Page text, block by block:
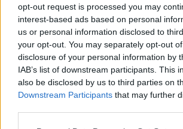
opt-out request is processed you may
interest-based ads based on personal
us or personal information disclosed to
your opt-out. You may separately opt-out
disclosure of your personal information by
IAB’s list of downstream participants. This
also be disclosed by us to third parties on
Downstream Participants that may further
Η 5ησεζόν συμπεριέλαβε πολλά
γεγονότα, όπως το διαζύγιο του
Andrew και της Sarah Ferguson,
της πριγκίπισσας Άννας από
αλλά
και τον χωρισμό της Diana
πρίγκιπα Κάρολο, το 1996. Ένα
σημαντικά γεγονότα των 90s